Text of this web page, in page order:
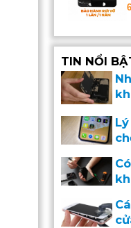
TIN NỔI